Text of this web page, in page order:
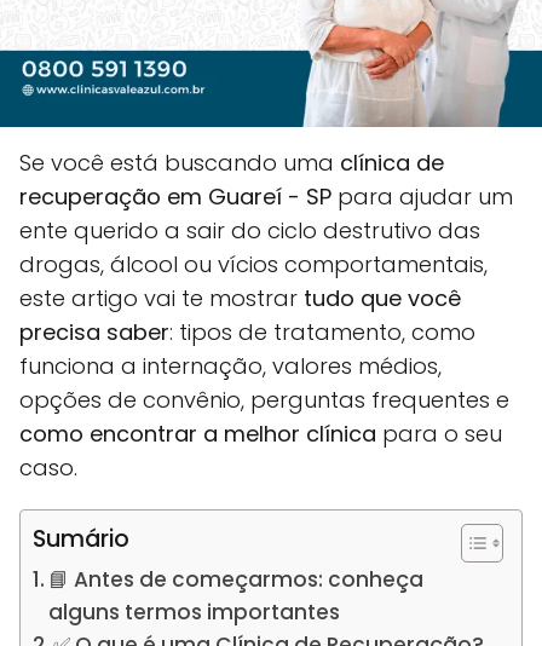
Se você está buscando uma clínica de
recuperação em Guareí - SP para ajudar um
ente querido a sair do ciclo destrutivo das
drogas, álcool ou vícios comportamentais,
este artigo vai te mostrar tudo que você
precisa saber: tipos de tratamento, como
funciona a internação, valores médios,
opções de convênio, perguntas frequentes e
como encontrar a melhor clínica para o seu
caso.
Sumário
📘 Antes de começarmos: conheça
alguns termos importantes